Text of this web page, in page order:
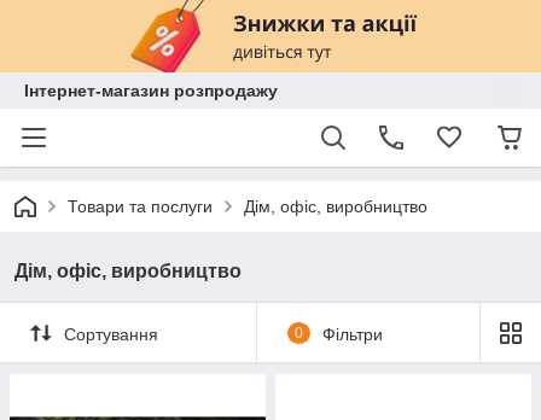
Інтернет-магазин розпродажу
Товари та послуги Дім, офіс, виробництво
Дім, офіс, виробництво
Сортування 0 Фільтри